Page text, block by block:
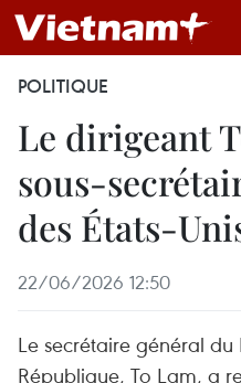
POLITIQUE
Le dirigeant
sous-
des États-
22/06/2026 12:50
Le secrétaire général
République, To Lam, a